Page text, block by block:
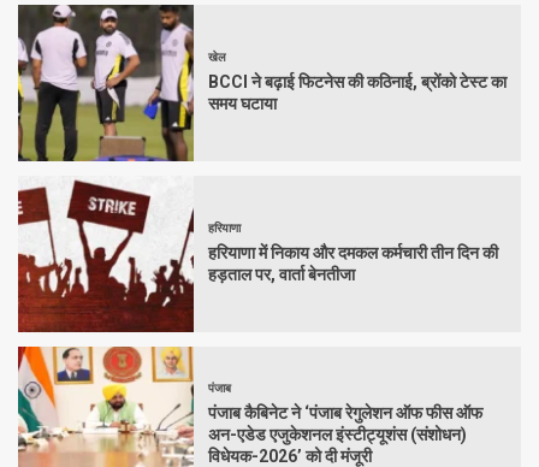
खेल
BCCI ने बढ़ाई फिटनेस की कठिनाई, ब्रोंको टेस्ट का
समय घटाया
हरियाणा
हरियाणा में निकाय और दमकल कर्मचारी तीन दिन की
हड़ताल पर, वार्ता बेनतीजा
पंजाब
पंजाब कैबिनेट ने ‘पंजाब रेगुलेशन ऑफ फीस ऑफ
अन-एडेड एजुकेशनल इंस्टीट्यूशंस (संशोधन)
विधेयक-2026’ को दी मंजूरी